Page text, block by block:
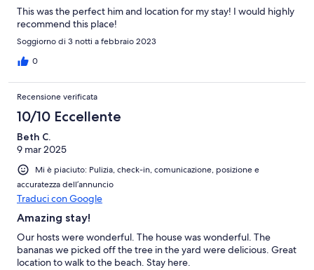
This was the perfect him and location for my stay! I would highly
recommend this place!
Soggiorno di 3 notti a febbraio 2023
0
Recensione verificata
10/10 Eccellente
Beth C.
9 mar 2025
Mi è piaciuto: Pulizia, check-in, comunicazione, posizione e
accuratezza dell’annuncio
Traduci con Google
Amazing stay!
Our hosts were wonderful. The house was wonderful. The
bananas we picked off the tree in the yard were delicious. Great
location to walk to the beach. Stay here.